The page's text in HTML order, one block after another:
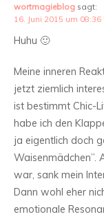
wortmagieblog sagt:
16. Juni 2015 um 08:36
Huhu 🙂
Meine inneren
jetzt ziemlich
ist bestimmt Chic-
habe ich den
ja eigentlich doch
Waisenmädchen”.
war, sank mein
Dann wohl eher
emotionale